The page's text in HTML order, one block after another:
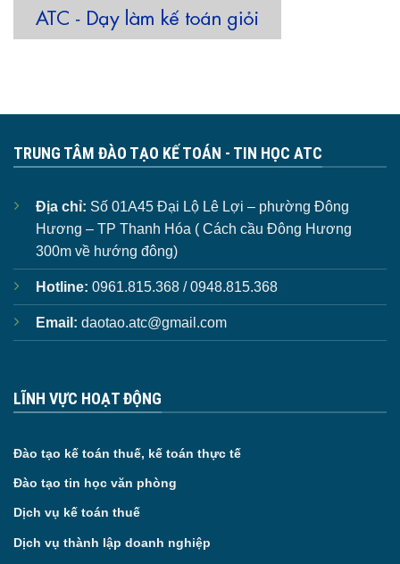
TRUNG TÂM ĐÀO TẠO KẾ TOÁN - TIN HỌC ATC
Địa chỉ: Số 01A45 Đại Lộ Lê Lợi – phường Đông
Hương – TP Thanh Hóa ( Cách cầu Đông Hương
300m về hướng đông)
Hotline: 0961.815.368 / 0948.815.368
Email: daotao.atc@gmail.com
LĨNH VỰC HOẠT ĐỘNG
Đào tạo kế toán thuế, kế toán thực tế
Đào tạo tin học văn phòng
Dịch vụ kế toán thuế
Dịch vụ thành lập doanh nghiệp